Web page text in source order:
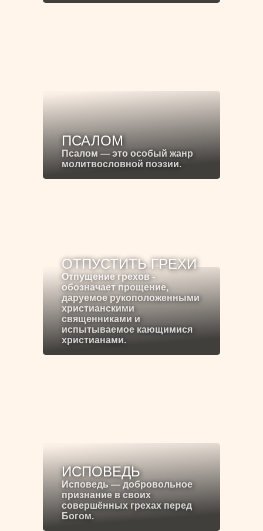
ПСАЛОМ
Псалом — это особый жанр
молитвословной поэзии.
ОТПУСТИТЬ ГРЕХИ
Отпущение грехов -
обозначает прощение,
даруемое рукоположенными
христианскими
священниками и
испытываемое кающимися
христианами.
ИСПОВЕДЬ
Исповедь — добровольное
признание в своих
совершённых грехах перед
Богом.